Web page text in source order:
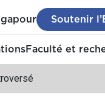
Soutenir
Faculté et